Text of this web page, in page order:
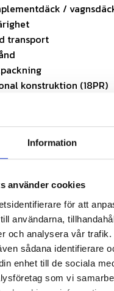
Information
använder cookies
för att
användarna,
och analysera vår trafik.
sådana identifierare
enhet till de sociala
som vi
/
transport
konstruktion (18PR)
och transportvagnar
redskap
dimension och
50-17
/ vagnsdäck
708